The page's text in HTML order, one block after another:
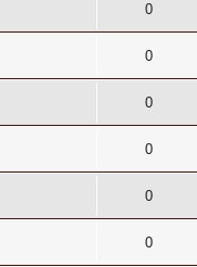
0
0
0
0
0
0